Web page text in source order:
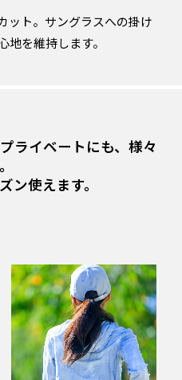
ット。サングラスへの掛け
を維持します。
ライベートにも、様々
ン使えます。